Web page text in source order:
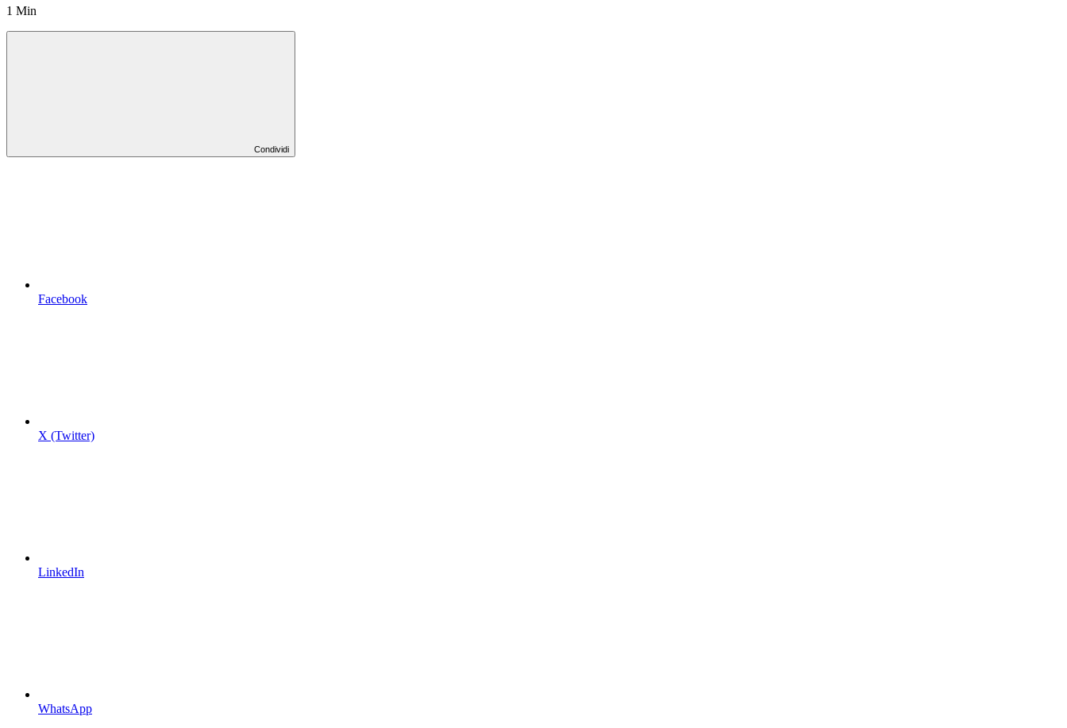
1 Min
Condividi
Facebook
X (Twitter)
LinkedIn
WhatsApp